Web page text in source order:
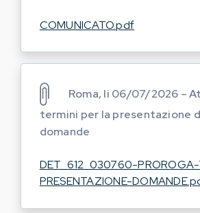
COMUNICATO.pdf
Roma, li 06/07/2026 –
termini per la presentazione
domande
DET_612_030760-PROROGA-
PRESENTAZIONE-